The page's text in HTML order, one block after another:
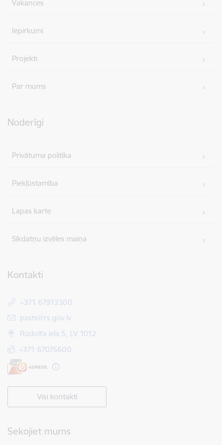
Vakances
Iepirkumi
Projekti
Par mums
Noderīgi
Privātuma politika
Piekļūstamība
Lapas karte
Sīkdatņu izvēles maiņa
Kontakti
+371 67913300
E-pasts:
pasts@rs.gov.lv
Rūdolfa iela 5, LV 1012
+371 67075600
Visi kontakti
Sekojiet mums